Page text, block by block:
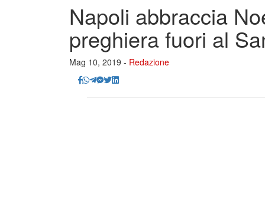
Napoli abbraccia
preghiera fuori al
Mag 10, 2019 - Redazione